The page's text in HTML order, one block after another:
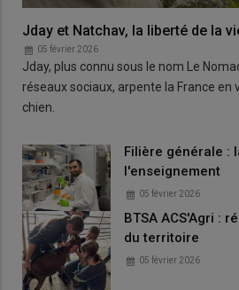
Jday et Natchav, la liberté de la
05 février 2026
Jday, plus connu sous le nom Le
réseaux sociaux, arpente la France en
chien.
Filière générale :
l'enseignement
05 février 2026
BTSA ACS'Agri :
du territoire
05 février 2026